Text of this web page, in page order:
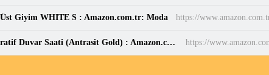
Giyim WHITE S : Amazon.com.tr: Moda
Sessiz, Cam Yüzeyli, Metal halkalı, Dekoratif Duvar Saati (Antrasit Gold) : Amazon.com.tr: Ev ve Yaşam https://